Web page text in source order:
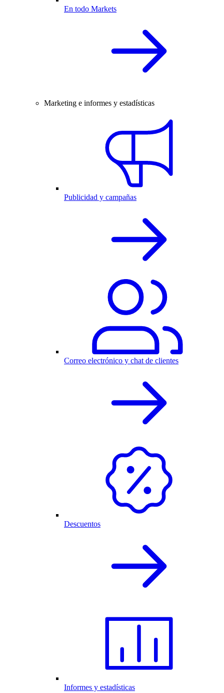
En todo Markets
Marketing e informes y estadísticas
Publicidad y campañas
Correo electrónico y chat de clientes
Descuentos
Informes y estadísticas